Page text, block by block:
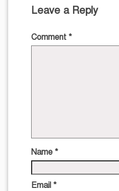
Leave a Reply
Comment *
Name *
Email *